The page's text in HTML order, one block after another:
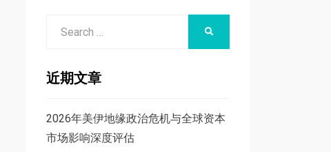
近期文章
2026年美伊地缘政治危机与全球资本
市场影响深度评估